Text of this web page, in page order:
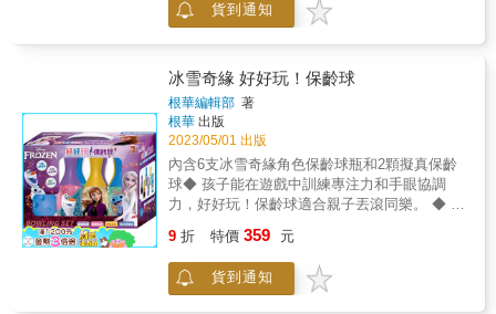
貨到通知
冰雪奇緣 好好玩！保齡球
根華編輯部 著
根華 出版
2023/05/01 出版
內含6支冰雪奇緣角色保齡球瓶和2顆擬真保齡
球◆ 孩子能在遊戲中訓練專注力和手眼協調
力，好好玩！保齡球適合親子丟滾同樂。 ◆ 盒
全，本產品通過ST安全玩具檢驗
9 折 特價 359 元
貨到通知